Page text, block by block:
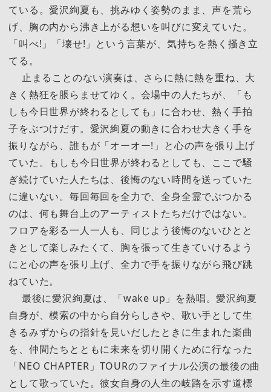
ている。愛沢絢夏も、挑みゆく姿勢のまま、声を荒ら
げ、胸の内から沸き上がる想いを叫びに変えていた。
「叫べ!」「壊せ!」という言葉が、気持ちを熱く掻き立
てる。
止まることのない演奏は、さらに熱に熱を重ね、大
きく熱狂を脹らませてゆく。会場中の人たちが、「も
しも今日世界が終わるとしても」に合わせ、熱く手拍
子をぶつけだす。愛沢絢夏の動きに合わせ大きく手を
振りながら、誰もが「オーオー!」と心の声を張り上げ
ていた。もしも今日世界が終わるとしても、ここで騒
ぎ続けていた人たちは、後悔のない時間を送っていた
に違いない。毎回毎回を全力で、全身全霊でぶつかる
のは、何も舞台上のアーティストたちだけではない。
フロアを彩る一人一人も、同じよう後悔のないひとと
きとして楽しみたくて、胸を張って生きていけるよう
にと心の声を張り上げ、全力で手を振りながら飛び跳
ねていた。
最後に愛沢絢夏は、「wake up」を熱唱。愛沢絢夏
自身が、模索の中から自分らしさや、歌い手として生
きるみずからの指針を見いだしたときに生まれた楽曲
を、仲間たちとともに未来を切り開くために行なった
「NEO CHAPTER」TOURのファイナル公演の最後の曲
として歌っていた。彼女自身の人生の岐路を示す道標